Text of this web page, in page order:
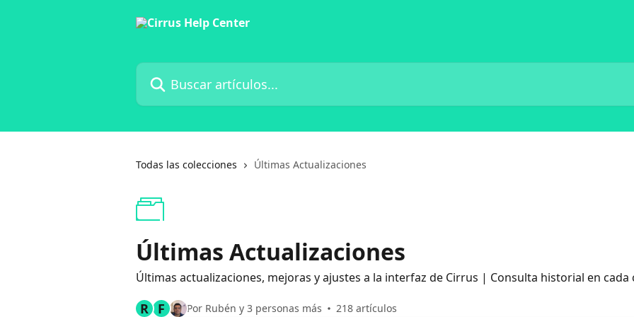
Buscar artículos...
Todas las colecciones Últimas Actualizaciones
Últimas Actualizaciones
Últimas actualizaciones, mejoras y ajustes a la interfaz de Cirrus | Consulta historial en cada
R F Por Rubén y 3 personas más 218 artículos